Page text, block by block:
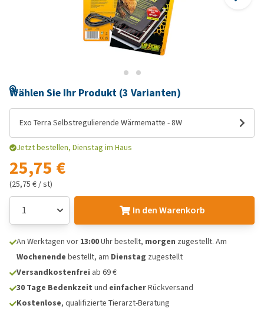
Wählen Sie Ihr Produkt (3 Varianten)
Exo Terra Selbstregulierende Wärmematte - 8W
Jetzt bestellen, Dienstag im Haus
25,75 €
(25,75 € / st)
In den Warenkorb
An Werktagen vor 13:00Uhr bestellt, morgen zugestellt. Am
Wochenende bestellt, am Dienstag zugestellt
Versandkostenfrei ab 69 €
30 Tage Bedenkzeit und einfacherRückversand
Kostenlose, qualifizierte Tierarzt-Beratung